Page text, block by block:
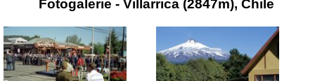
Fotogalerie - Villarrica (2847m), Chile